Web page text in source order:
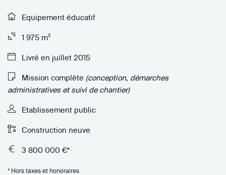
Equipement éducatif
1 975 m²
Livré en juillet 2015
Mission complète (conception, démarches
administratives et suivi de chantier)
Etablissement public
Construction neuve
3 800 000 €*
* Hors taxes et honoraires